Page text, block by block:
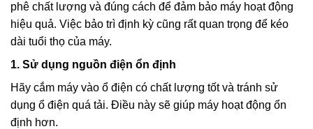
phê chất lượng và đúng cách để đảm bảo máy hoạt động
hiệu quả. Việc bảo trì định kỳ cũng rất quan trọng để kéo
dài tuổi thọ của máy.
1. Sử dụng nguồn điện ổn định
Hãy cắm máy vào ổ điện có chất lượng tốt và tránh sử
dụng ổ điện quá tải. Điều này sẽ giúp máy hoạt động ổn
định hơn.